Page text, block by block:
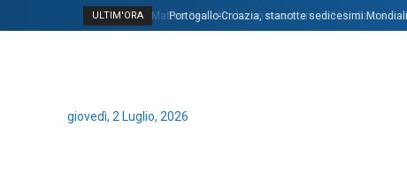
ULTIM'ORA Matteo Berrettini ha un nuovo amore? L’indizio
Portogallo-Croazia, stanotte sedicesimi
giovedì, 2 Luglio, 2026